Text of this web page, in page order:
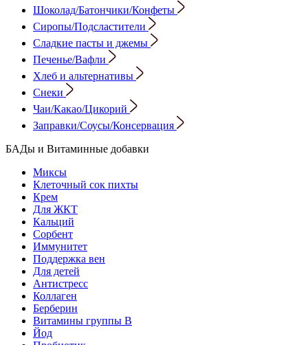
Шоколад/Батончики/Конфеты
Сиропы/Подсластители
Сладкие пасты и джемы
Печенье/Вафли
Хлеб и альтернативы
Снеки
Чаи/Какао/Цикорий
Заправки/Соусы/Консервация
БАДы и Витаминные добавки
Миксы
Клеточный сок пихты
Крем
Для ЖКТ
Кальций
Сорбент
Иммунитет
Поддержка вен
Для детей
Антистресс
Коллаген
Берберин
Витамины группы B
Йод